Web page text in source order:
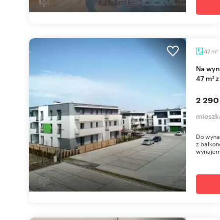
47 m2
Na wynajem nowoczesne 2-pokojowe mieszkanie
47 m²
2 290
Do
z